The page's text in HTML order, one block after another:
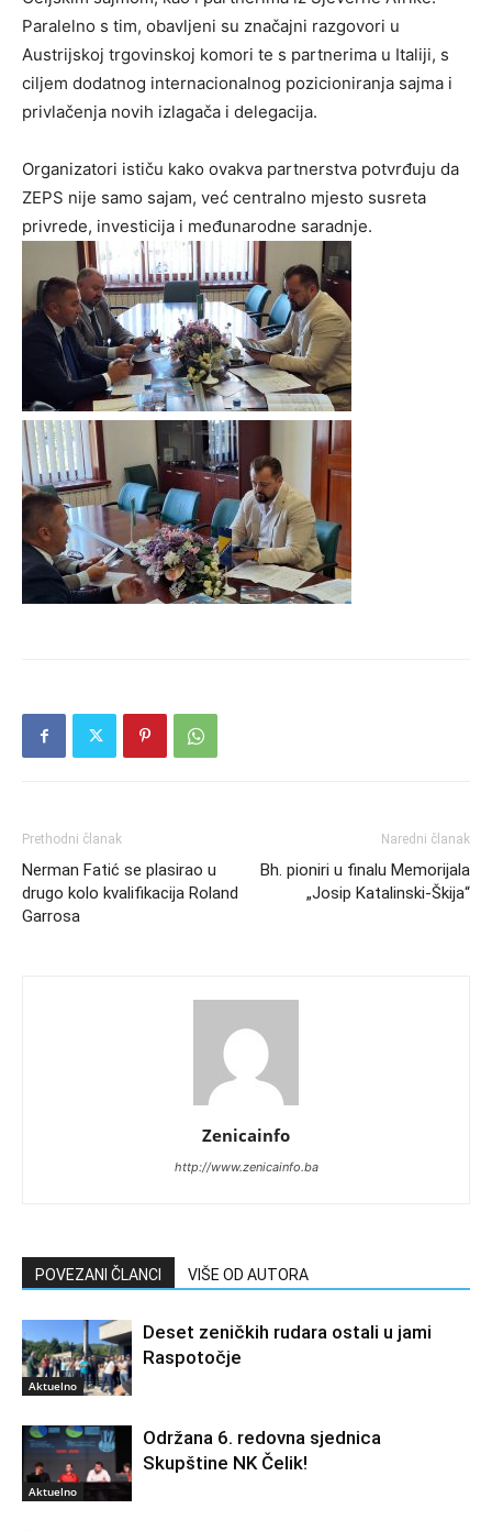
Paralelno s tim, obavljeni su značajni razgovori u
Austrijskoj trgovinskoj komori te s partnerima u Italiji, s
ciljem dodatnog internacionalnog pozicioniranja sajma i
privlačenja novih izlagača i delegacija.
Organizatori ističu kako ovakva partnerstva potvrđuju da
ZEPS nije samo sajam, već centralno mjesto susreta
privrede, investicija i međunarodne saradnje.
Prethodni članak
Nerman Fatić se plasirao u
drugo kolo kvalifikacija Roland
Garrosa
Naredni članak
Bh. pioniri u finalu Memorijala
„Josip Katalinski-Škija“
Zenicainfo
http://www.zenicainfo.ba
POVEZANI ČLANCI VIŠE OD AUTORA
Aktuelno
Deset zeničkih rudara ostali u jami
Raspotočje
Aktuelno
Održana 6. redovna sjednica
Skupštine NK Čelik!